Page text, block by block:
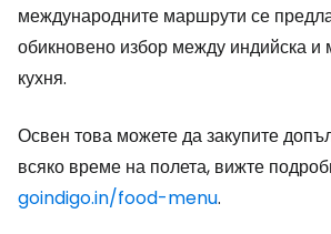
международните маршрути се
обикновено избор между индийска
кухня.
Освен това можете да закупите
всяко време на полета, вижте
goindigo.in/food-menu.